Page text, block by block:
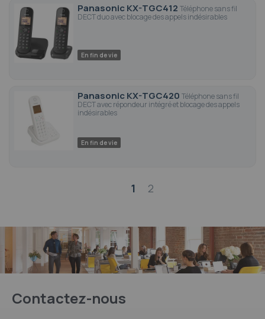
Panasonic KX-TGC412 Téléphone sans fil
DECT duo avec blocage des appels indésirables
En fin de vie
Panasonic KX-TGC420 Téléphone sans fil
DECT avec répondeur intégré et blocage des appels
indésirables
En fin de vie
1 2
Contactez-nous